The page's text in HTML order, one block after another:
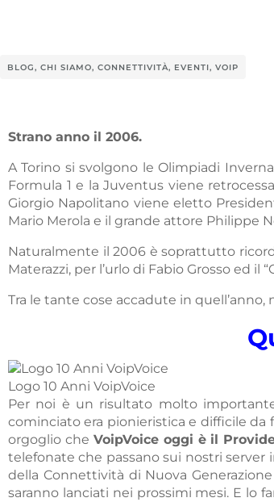
BLOG, CHI SIAMO, CONNETTIVITÀ, EVENTI, VOIP
Strano anno il 2006.
A Torino si svolgono le Olimpiadi
Formula 1 e la Juventus viene
Giorgio Napolitano viene eletto
Mario Merola e il grande attore Philippe
Naturalmente il 2006 è soprattutto
Materazzi, per l’urlo di Fabio Grosso ed il
Tra le tante cose accadute in
Logo 10 Anni VoipVoice
Per noi è un risultato molto
cominciato era pionieristica e difficile da
orgoglio che VoipVoice oggi è il
telefonate che passano sui nostri server
della Connettività di Nuova Generazione
saranno lanciati nei prossimi mesi. E lo